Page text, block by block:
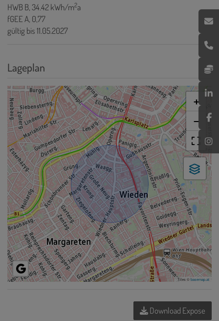
HWBB, 34.42 kWh/m2a
fGEEA, 0,77
gültig bis11.05.2027
Lageplan
+
−
Tiles ©basemap.at
Download Expose